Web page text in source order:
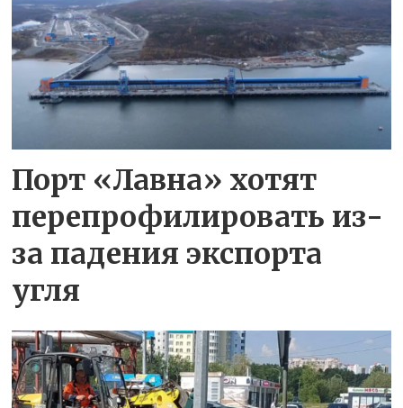
Порт «Лавна» хотят
перепрофилировать из-
за падения экспорта
угля